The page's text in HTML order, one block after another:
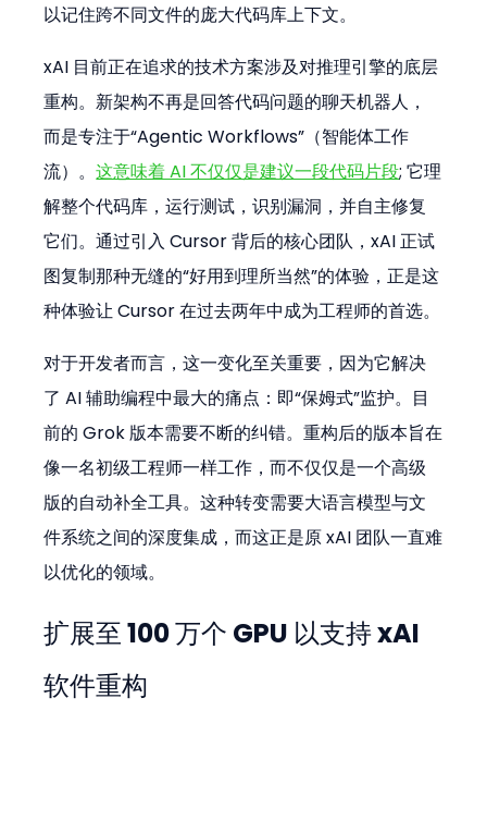
以记住跨不同文件的庞大代码库上下文。
xAI 目前正在追求的技术方案涉及对推理引擎的底层
重构。新架构不再是回答代码问题的聊天机器人，
而是专注于“Agentic Workflows”（智能体工作
流）。这意味着 AI 不仅仅是建议一段代码片段; 它理
解整个代码库，运行测试，识别漏洞，并自主修复
它们。通过引入 Cursor 背后的核心团队，xAI 正试
图复制那种无缝的“好用到理所当然”的体验，正是这
种体验让 Cursor 在过去两年中成为工程师的首选。
对于开发者而言，这一变化至关重要，因为它解决
了 AI 辅助编程中最大的痛点：即“保姆式”监护。目
前的 Grok 版本需要不断的纠错。重构后的版本旨在
像一名初级工程师一样工作，而不仅仅是一个高级
版的自动补全工具。这种转变需要大语言模型与文
件系统之间的深度集成，而这正是原 xAI 团队一直难
以优化的领域。
扩展至 100 万个 GPU 以支持 xAI
软件重构